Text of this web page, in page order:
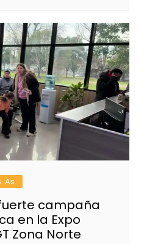
As.
campaña
en la Expo
Zona Norte